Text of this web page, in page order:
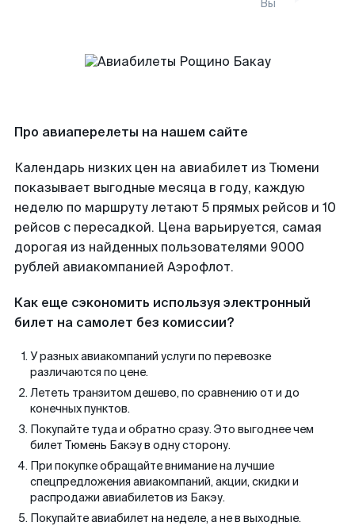
Вы
Про авиаперелеты на нашем сайте
Календарь низких цен на авиабилет из Тюмени
показывает выгодные месяца в году, каждую
неделю по маршруту летают 5 прямых рейсов и 10
рейсов с пересадкой. Цена варьируется, самая
дорогая из найденных пользователями 9000
рублей авиакомпанией Аэрофлот.
Как еще сэкономить используя электронный
билет на самолет без комиссии?
У разных авиакомпаний услуги по перевозке
различаются по цене.
Лететь транзитом дешево, по сравнению от и до
конечных пунктов.
Покупайте туда и обратно сразу. Это выгоднее чем
билет Тюмень Бакэу в одну сторону.
При покупке обращайте внимание на лучшие
спецпредложения авиакомпаний, акции, скидки и
распродажи авиабилетов из Бакэу.
Покупайте авиабилет на неделе, а не в выходные.